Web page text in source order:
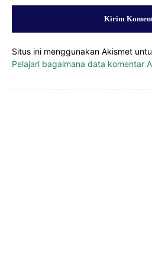
Situs ini menggunakan Akismet
Pelajari bagaimana data komentar